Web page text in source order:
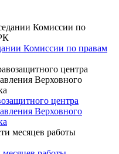
Комиссии по правам
центра
Верховного